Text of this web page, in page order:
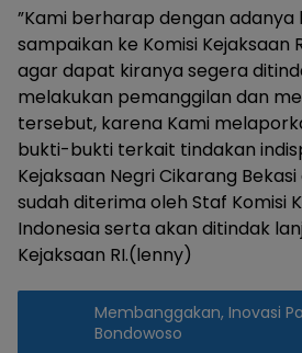
”Kami berharap dengan
sampaikan ke Komisi Kejaksaan
agar dapat kiranya segera
melakukan pemanggilan dan
tersebut, karena Kami
bukti-bukti terkait tindakan
Kejaksaan Negri Cikarang
sudah diterima oleh Staf Komisi
Indonesia serta akan ditindak
Kejaksaan RI.(lenny)
Membanggakan, Inovasi
Bondowoso